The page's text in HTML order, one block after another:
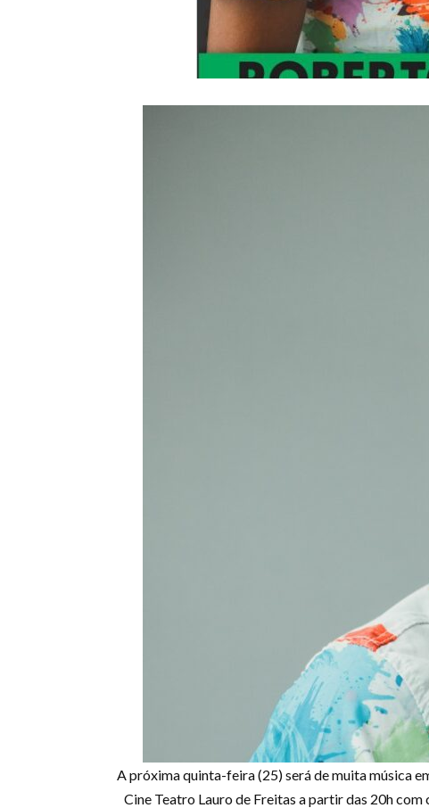
A próxima quinta-feira (25) será de muita música
Cine Teatro Lauro de Freitas a partir das 20h com